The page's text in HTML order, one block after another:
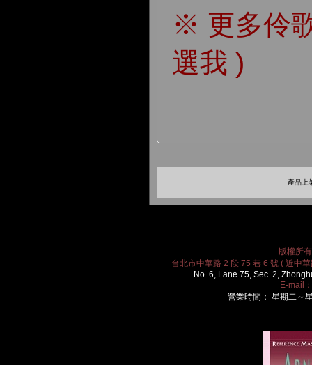
※ 更多伶
選我 )
產品上
版權所
台北市中華路 2 段 75 巷 6 號 ( 近中
No. 6, Lane 75, Sec. 2,
E-mail：
營業時間： 星期二～